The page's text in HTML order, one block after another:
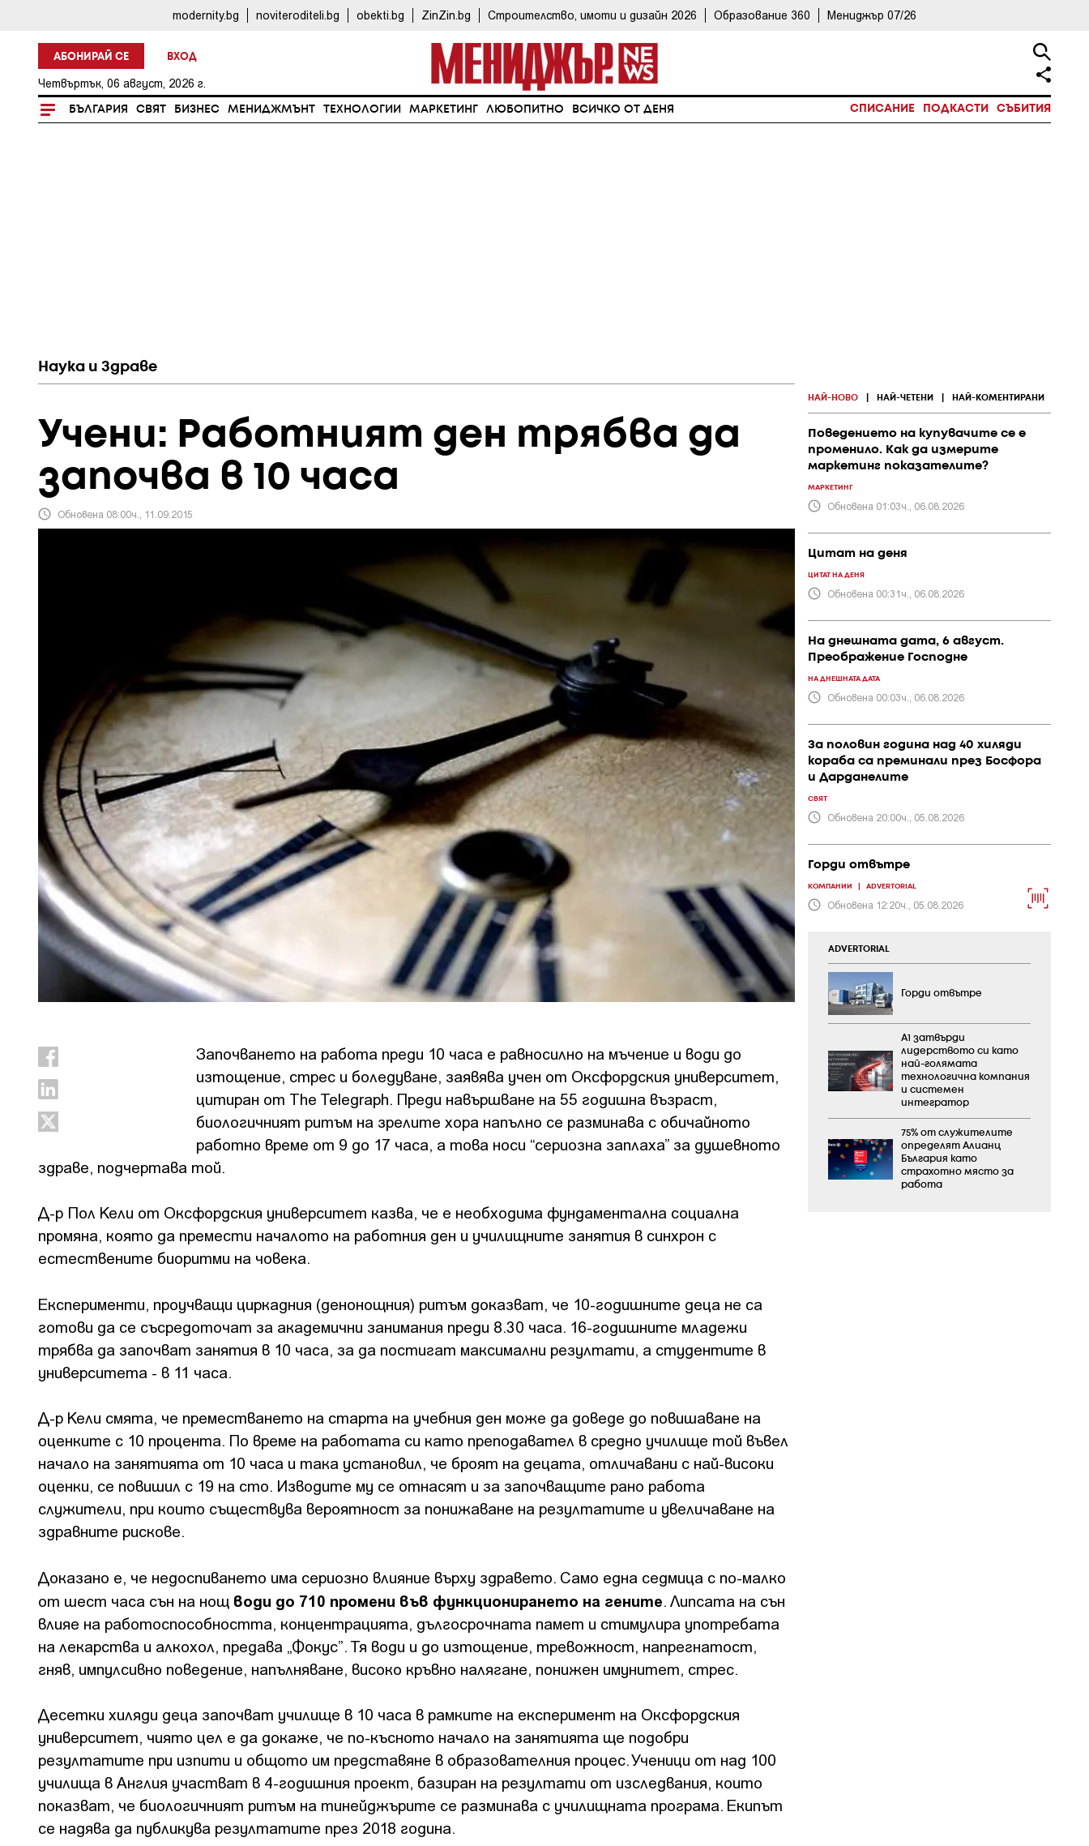
modernity.bg noviteroditeli.bg obekti.bg ZinZin.bg Строителство, имоти и дизайн 2026 Образование 360 Мениджър 07/26
АБОНИРАЙ СЕ ВХОД
Четвъртък, 06 август, 2026 г.
БЪЛГАРИЯ СВЯТ БИЗНЕС МЕНИДЖМЪНТ ТЕХНОЛОГИИ МАРКЕТИНГ ЛЮБОПИТНО ВСИЧКО ОТ ДЕНЯ СПИСАНИЕ ПОДКАСТИ СЪБИТИЯ
Наука и Здраве
Учени: Работният ден трябва да
започва в 10 часа
Обновена 08:00ч., 11.09.2015
Започването на работа преди 10 часа е равносилно на мъчение и води до
изтощение, стрес и боледуване, заявява учен от Оксфордския университет,
цитиран от The Telegraph. Преди навършване на 55 годишна възраст,
биологичният ритъм на зрелите хора напълно се разминава с обичайното
работно време от 9 до 17 часа, а това носи “сериозна заплаха” за душевното
здраве, подчертава той.
Д-р Пол Кели от Оксфордския университет казва, че е необходима фундаментална социална
промяна, която да премести началото на работния ден и училищните занятия в синхрон с
естествените биоритми на човека.
Експерименти, проучващи циркадния (денонощния) ритъм доказват, че 10-годишните деца не са
готови да се съсредоточат за академични занимания преди 8.30 часа. 16-годишните младежи
трябва да започват занятия в 10 часа, за да постигат максимални резултати, а студентите в
университета - в 11 часа.
Д-р Кели смята, че преместването на старта на учебния ден може да доведе до повишаване на
оценките с 10 процента. По време на работата си като преподавател в средно училище той въвел
начало на занятията от 10 часа и така установил, че броят на децата, отличавани с най-високи
оценки, се повишил с 19 на сто. Изводите му се отнасят и за започващите рано работа
служители, при които съществува вероятност за понижаване на резултатите и увеличаване на
здравните рискове.
Доказано е, че недоспиването има сериозно влияние върху здравето. Само една седмица с по-малко
от шест часа сън на нощ води до 710 промени във функционирането на гените. Липсата на сън
влияе на работоспособността, концентрацията, дългосрочната памет и стимулира употребата
на лекарства и алкохол, предава „Фокус”. Тя води и до изтощение, тревожност, напрегнатост,
гняв, импулсивно поведение, напълняване, високо кръвно налягане, понижен имунитет, стрес.
Десетки хиляди деца започват училище в 10 часа в рамките на експеримент на Оксфордския
университет, чиято цел е да докаже, че по-късното начало на занятията ще подобри
резултатите при изпити и общото им представяне в образователния процес. Ученици от над 100
училища в Англия участват в 4-годишния проект, базиран на резултати от изследвания, които
показват, че биологичният ритъм на тинейджърите се разминава с училищната програма. Екипът
се надява да публикува резултатите през 2018 година.
НАЙ-НОВО НАЙ-ЧЕТЕНИ НАЙ-КОМЕНТИРАНИ
Поведението на купувачите се е
променило. Как да измерите
маркетинг показателите?
МАРКЕТИНГ
Обновена 01:03ч., 06.08.2026
Цитат на деня
ЦИТАТ НА ДЕНЯ
Обновена 00:31ч., 06.08.2026
На днешната дата, 6 август.
Преображение Господне
НА ДНЕШНАТА ДАТА
Обновена 00:03ч., 06.08.2026
За половин година над 40 хиляди
кораба са преминали през Босфора
и Дарданелите
СВЯТ
Обновена 20:00ч., 05.08.2026
Горди отвътре
КОМПАНИИ ADVERTORIAL
Обновена 12:20ч., 05.08.2026
ADVERTORIAL
Горди отвътре
А1 затвърди
лидерството си като
най-голямата
технологична компания
и системен
интегратор
75% от служителите
определят Алианц
България като
страхотно място за
работа